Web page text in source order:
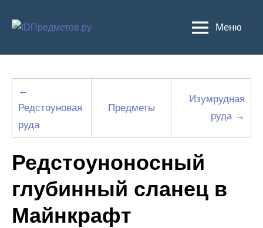
Меню
←
Редстоуновая
руда
Предметы
Изумрудная
руда →
Редстоуноносный
глубинный сланец в
Майнкрафт